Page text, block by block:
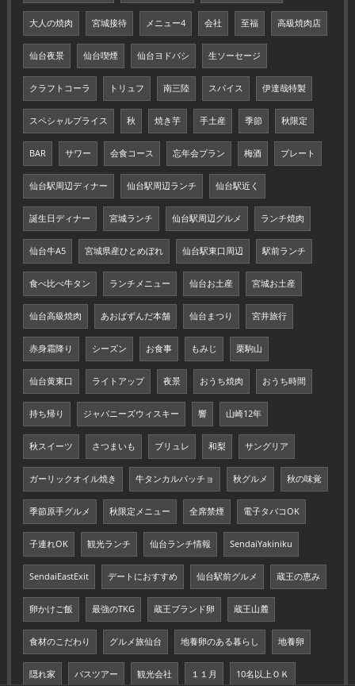
大人の焼肉 宮城接待 メニュー4 会社 至福 高級焼肉店
仙台夜景 仙台喫煙 仙台ヨドバシ 生ソーセージ
クラフトコーラ トリュフ 南三陸 スパイス 伊達哉特製
スペシャルプライス 秋 焼き芋 手土産 季節 秋限定
BAR サワー 会食コース 忘年会プラン 梅酒 プレート
仙台駅周辺ディナー 仙台駅周辺ランチ 仙台駅近く
誕生日ディナー 宮城ランチ 仙台駅周辺グルメ ランチ焼肉
仙台牛A5 宮城県産ひとめぼれ 仙台駅東口周辺 駅前ランチ
食べ比べ牛タン ランチメニュー 仙台お土産 宮城お土産
仙台高級焼肉 あおばずんだ本舗 仙台まつり 宮井旅行
赤身霜降り シーズン お食事 もみじ 栗駒山
仙台黄東口 ライトアップ 夜景 おうち焼肉 おうち時間
持ち帰り ジャパニーズウィスキー 響 山崎12年
秋スイーツ さつまいも ブリュレ 和梨 サングリア
ガーリックオイル焼き 牛タンカルパッチョ 秋グルメ 秋の味覚
季節原手グルメ 秋限定メニュー 全席禁煙 電子タバコOK
子連れOK 観光ランチ 仙台ランチ情報 SendaiYakiniku
SendaiEastExit デートにおすすめ 仙台駅前グルメ 蔵王の恵み
卵かけご飯 最強のTKG 蔵王ブランド卵 蔵王山麓
食材のこだわり グルメ旅仙台 地養卵のある暮らし 地養卵
隠れ家 バスツアー 観光会社 １１月 10名以上ＯＫ